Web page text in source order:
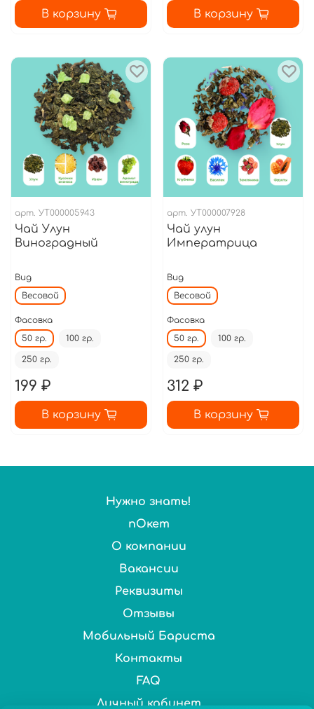
В корзину В корзину
арт. УТ000005943
Чай Улун
Виноградный
Вид
Весовой
Фасовка
50 гр.
100 гр.
250 гр.
199 ₽
В корзину
арт. УТ000007928
Чай улун
Императрица
Вид
Весовой
Фасовка
50 гр.
100 гр.
250 гр.
312 ₽
В корзину
Нужно знать!
пОкет
О компании
Вакансии
Реквизиты
Отзывы
Мобильный Бариста
Контакты
FAQ
Личный кабинет